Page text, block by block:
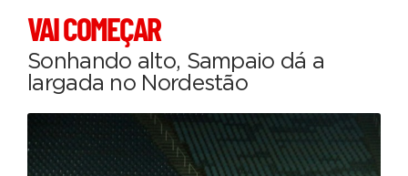
VAI COMEÇAR
Sonhando alto, Sampaio dá a
largada no Nordestão